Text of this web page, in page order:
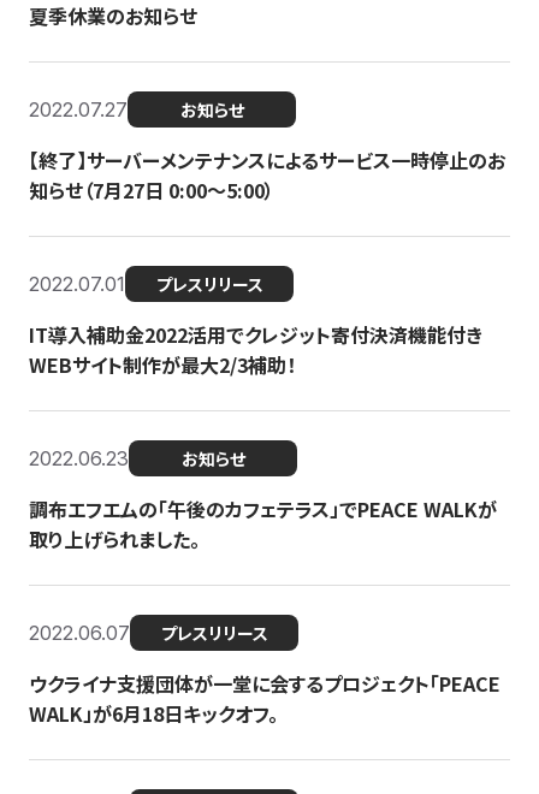
夏季休業のお知らせ
2022.07.27 お知らせ
【終了】サーバーメンテナンスによるサービス一時停止のお
知らせ（7月27日 0:00〜5:00）
2022.07.01 プレスリリース
IT導入補助金2022活用でクレジット寄付決済機能付き
WEBサイト制作が最大2/3補助！
2022.06.23 お知らせ
調布エフエムの「午後のカフェテラス」でPEACE WALKが
取り上げられました。
2022.06.07 プレスリリース
ウクライナ支援団体が一堂に会するプロジェクト「PEACE
WALK」が6月18日キックオフ。